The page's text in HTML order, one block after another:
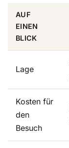
AUF
EINEN
BLICK
Lage
Kosten für
den
Besuch